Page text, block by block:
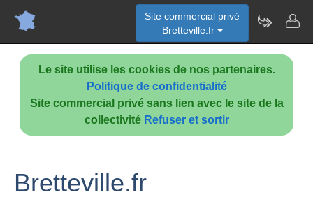
Le site utilise les cookies de nos partenaires.
Politique de confidentialité
Site commercial privé sans lien avec le site de la
collectivité Refuser et sortir
Site commercial privé
Bretteville.fr
Bretteville.fr